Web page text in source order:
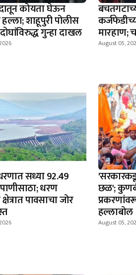
कोयता घेऊन
शाहूपुरी पोलीस
गुन्हा दाखल मारहाण;
August 05,
सध्या 92.49
धरण
पावसाचा जोर
छळ'; कुणबी
हल्लाबोल
August 05,